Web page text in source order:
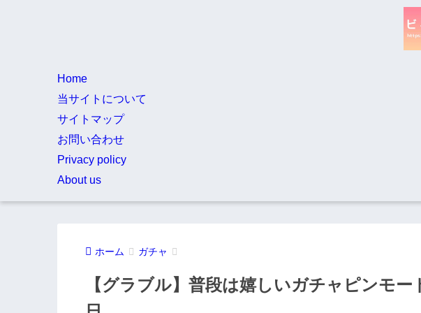
Home
当サイトについて
サイトマップ
お問い合わせ
Privacy policy
About us
ホーム ガチャ
【グラブル】普段は嬉しいガチャピンモ